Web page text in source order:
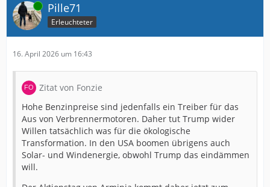
Online Pille71
Erleuchteter
16. April 2026 um 16:43
Zitat von Fonzie
Hohe Benzinpreise sind jedenfalls ein Treiber für das
Aus von Verbrennermotoren. Daher tut Trump wider
Willen tatsächlich was für die ökologische
Transformation. In den USA boomen übrigens auch
Solar- und Windenergie, obwohl Trump das eindämmen
will.